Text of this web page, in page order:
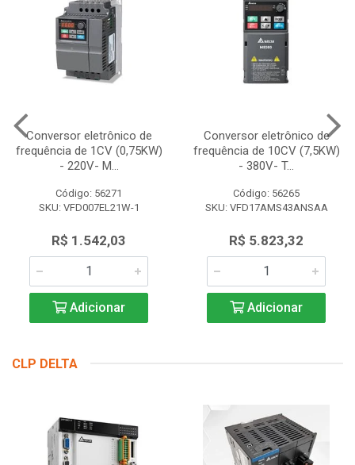
Conversor eletrônico de
frequência de 1CV (0,75KW)
- 220V- M...
Código: 56271
SKU: VFD007EL21W-1
R$ 1.542,03
Adicionar
Conversor eletrônico de
frequência de 10CV (7,5KW)
- 380V- T...
Código: 56265
SKU: VFD17AMS43ANSAA
R$ 5.823,32
Adicionar
CLP DELTA